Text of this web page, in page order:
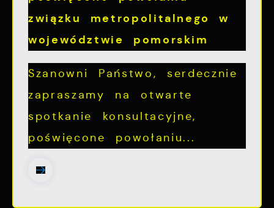
związku metropolitalnego w
województwie pomorskim
Szanowni Państwo, serdecznie
zapraszamy na otwarte
spotkanie konsultacyjne,
poświęcone powołaniu...